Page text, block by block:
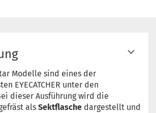
Modelle sind eines der
EYECATCHER unter den
dieser Ausführung wird die
als Sektflasche dargestellt und